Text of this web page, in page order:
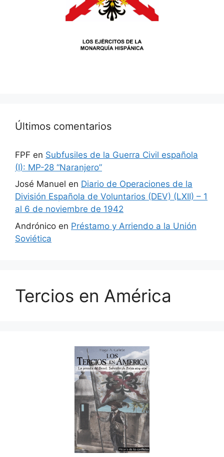
Últimos comentarios
FPF en Subfusiles de la Guerra Civil española
(I): MP-28 “Naranjero”
José Manuel en Diario de Operaciones de la
División Española de Voluntarios (DEV) (LXII) – 1
al 6 de noviembre de 1942
Andrónico en Préstamo y Arriendo a la Unión
Soviética
Tercios en América